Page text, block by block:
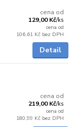
cena od
129,00 Kč/ks
cena od
106,61 Kč bez DPH
Detail
cena od
219,00 Kč/ks
cena od
180,99 Kč bez DPH